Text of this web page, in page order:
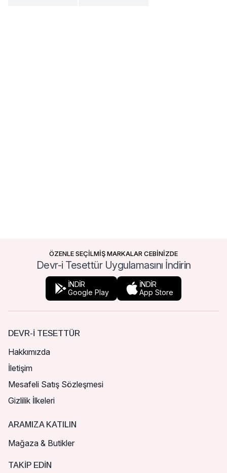
ÖZENLE SEÇİLMİŞ MARKALAR CEBİNİZDE
Devr-i Tesettür Uygulamasını İndirin
İNDİR
Google Play
İNDİR
App Store
DEVR-I TESETTÜR
Hakkımızda
İletişim
Mesafeli Satış Sözleşmesi
Gizlilik İlkeleri
ARAMIZA KATILIN
Mağaza & Butikler
TAKIP EDIN